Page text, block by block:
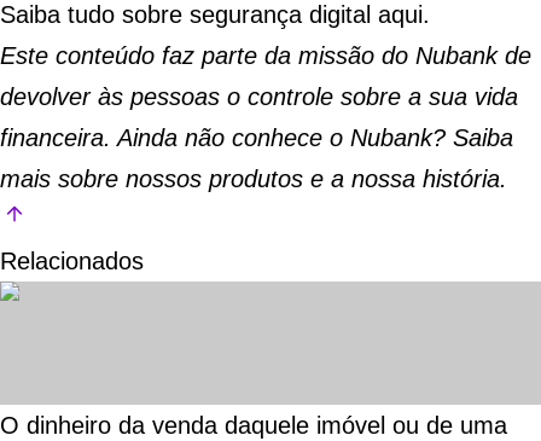
Saiba tudo sobre segurança digital aqui.
Este conteúdo faz parte da missão do Nubank de
devolver às pessoas o controle sobre a sua vida
financeira. Ainda não conhece o Nubank? Saiba
mais sobre nossos produtos e a nossa história.
Relacionados
O dinheiro da venda daquele imóvel ou de uma